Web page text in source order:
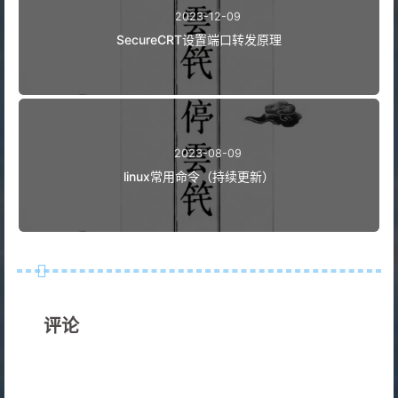
2023-12-09
SecureCRT设置端口转发原理
2023-08-09
linux常用命令（持续更新）
评论